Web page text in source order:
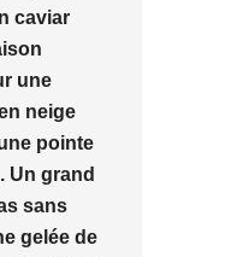
caviar
une
neige
pointe
Un grand
sans
gelée de